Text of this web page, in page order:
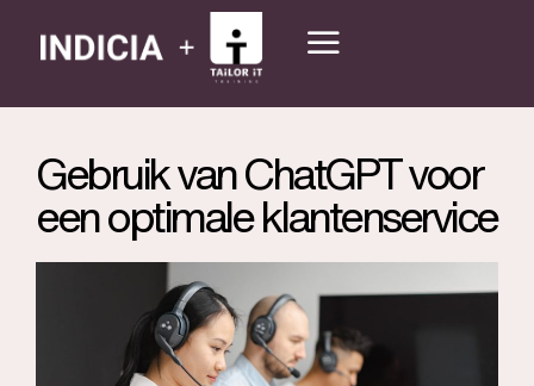
Gebruik van ChatGPT voor
een optimale klantenservice